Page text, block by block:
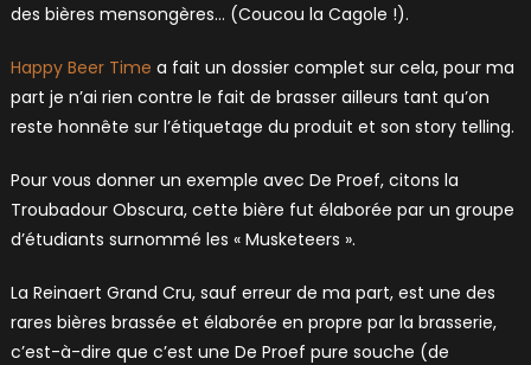
des bières mensongères… (Coucou la Cagole !).
Happy Beer Time a fait un dossier complet sur cela, pour ma
part je n’ai rien contre le fait de brasser ailleurs tant qu’on
reste honnête sur l’étiquetage du produit et son story telling.
Pour vous donner un exemple avec De Proef, citons la
Troubadour Obscura, cette bière fut élaborée par un groupe
d’étudiants surnommé les « Musketeers ».
La Reinaert Grand Cru, sauf erreur de ma part, est une des
rares bières brassée et élaborée en propre par la brasserie,
c’est-à-dire que c’est une De Proef pure souche (de